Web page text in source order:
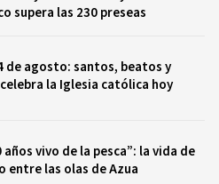
supera las 230 preseas
de agosto: santos, beatos y
la Iglesia católica hoy
años vivo de la pesca”: la vida de
entre las olas de Azua